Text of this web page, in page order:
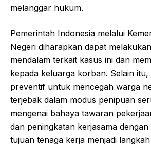
melanggar hukum.
Pemerintah Indonesia melalui
Negeri diharapkan dapat
mendalam terkait kasus ini dan
kepada keluarga korban. Selain
preventif untuk mencegah warga
terjebak dalam modus penipuan
mengenai bahaya tawaran
dan peningkatan kerjasama
tujuan tenaga kerja menjadi